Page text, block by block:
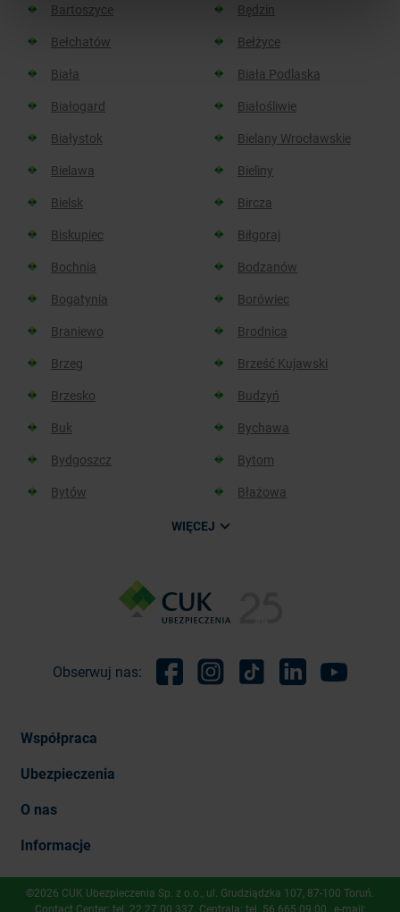
Bartoszyce
Będzin
Bełchatów
Bełżyce
Biała
Biała Podlaska
Białogard
Białośliwie
Białystok
Bielany Wrocławskie
Bielawa
Bieliny
Bielsk
Bircza
Biskupiec
Biłgoraj
Bochnia
Bodzanów
Bogatynia
Borówiec
Braniewo
Brodnica
Brzeg
Brześć Kujawski
Brzesko
Budzyń
Buk
Bychawa
Bydgoszcz
Bytom
Bytów
Błażowa
WIĘCEJ
Obserwuj nas:
Współpraca
Ubezpieczenia
O nas
Informacje
©2026 CUK Ubezpieczenia Sp. z o.o., ​ul. Grudziądzka 107, 87-100 Toruń.
Contact Center: tel. 22 27 00 337 . Centrala: tel. 56 665 09 00 , e-mail: